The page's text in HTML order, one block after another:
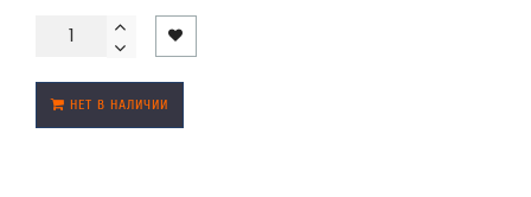
НЕТ В НАЛИЧИИ